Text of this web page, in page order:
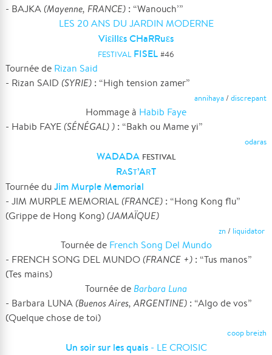
- BAJKA (Mayenne, FRANCE) : “Wanouch’”
LES 20 ANS DU JARDIN MODERNE
Viεillεs CHaRRuεs
FESTIVAL FISEL #46
Tournée de Rizan Said
- Rizan SAID (SYRIE) : “High tension zamer”
annihaya/ discrepant
Hommage à Habib Faye
- Habib FAYE (SÉNÉGAL) ) : “Bakh ou Mame yi”
odaras
WADADA FESTIVAL
RAST’ART
Tournée duJim Murple Memorial
- JIM MURPLE MEMORIAL (FRANCE) : “Hong Kong flu”
(Grippe de Hong Kong) (JAMAÏQUE)
zn / liquidator
Tournée de French Song Del Mundo
- FRENCH SONG DEL MUNDO (FRANCE +) : “Tus manos”
(Tes mains)
Tournée de Barbara Luna
- Barbara LUNA (Buenos Aires, ARGENTINE) : “Algo de vos”
(Quelque chose de toi)
coop breizh
Un soir sur les quais- LE CROISIC